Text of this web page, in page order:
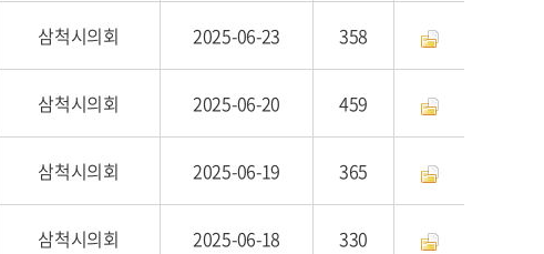
삼척시의회 2025-06-23 358
삼척시의회 2025-06-20 459
삼척시의회 2025-06-19 365
삼척시의회 2025-06-18 330